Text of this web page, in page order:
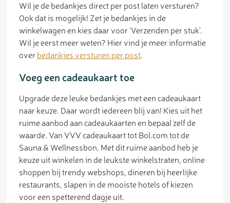
Wil je de bedankjes direct per post laten versturen?
Ook dat is mogelijk! Zet je bedankjes in de
winkelwagen en kies daar voor ‘Verzenden per stuk’.
Wil je eerst meer weten? Hier vind je meer informatie
over bedankjes versturen per post.
Voeg een cadeaukaart toe
Upgrade deze leuke bedankjes met een cadeaukaart
naar keuze. Daar wordt iedereen blij van! Kies uit het
ruime aanbod aan cadeaukaarten en bepaal zelf de
waarde. Van VVV cadeaukaart tot Bol.com tot de
Sauna & Wellnessbon. Met dit ruime aanbod heb je
keuze uit winkelen in de leukste winkelstraten, online
shoppen bij trendy webshops, dineren bij heerlijke
restaurants, slapen in de mooiste hotels of kiezen
voor een spetterend dagje uit.